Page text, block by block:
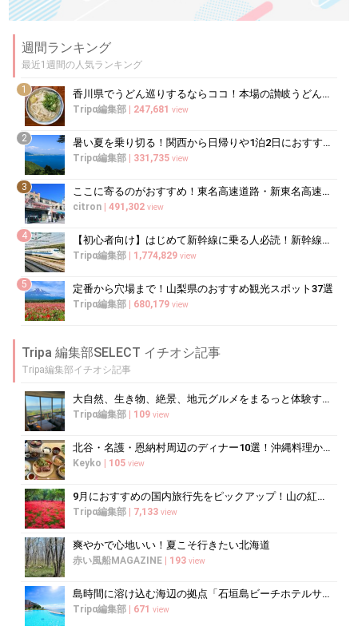
週間ランキング
最近1週間の人気ランキング
1 香川県でうどん巡りするならココ！本場の讃岐うどんの名店
Tripα編集部 | 247,681 view
2 暑い夏を乗り切る！関西から日帰りや1泊2日におすすめの避暑地10選
Tripα編集部 | 331,735 view
3 ここに寄るのがおすすめ！東名高速道路・新東名高速道路の充実のSA・PA10選
citron | 491,302 view
4 【初心者向け】はじめて新幹線に乗る人必読！新幹線の乗り方をイチから徹底解説
Tripα編集部 | 1,774,829 view
5 定番から穴場まで！山梨県のおすすめ観光スポット37選
Tripα編集部 | 680,179 view
Tripa 編集部SELECT イチオシ記事
Tripa編集部イチオシ記事
大自然、生き物、絶景、地元グルメをまるっと体験する「湘南西エリア」
Tripα編集部 | 109 view
北谷・名護・恩納村周辺のディナー10選！沖縄料理からコース料理まで
Keyko | 105 view
9月におすすめの国内旅行先をピックアップ！山の紅葉絶景や果物狩りも
Tripα編集部 | 7,133 view
爽やかで心地いい！夏こそ行きたい北海道
赤い風船MAGAZINE | 193 view
島時間に溶け込む海辺の拠点「石垣島ビーチホテルサンシャイン」で心ほどけるく...
Tripα編集部 | 671 view